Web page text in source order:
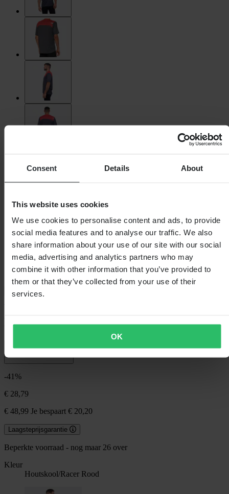
Consent Details About
This website uses cookies
We use cookies to personalise content and ads, to provide
social media features and to analyse our traffic. We also
share information about your use of our site with our social
media, advertising and analytics partners who may
combine it with other information that you’ve provided to
them or that they’ve collected from your use of their
services.
OK
MTB Trui 100% AIRMATIC
-41%
€ 28,79
€ 48,99 Je bespaart € 20,20
Laagsteprijsgarantie
Beperkte voorraad - nog maar 26 over
Kleur
Houtskool/Racer Rood